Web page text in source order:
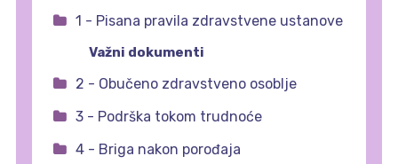
1 - Pisana pravila zdravstvene ustanove
Važni dokumenti
2 - Obučeno zdravstveno osoblje
3 - Podrška tokom trudnoće
4 - Briga nakon porođaja